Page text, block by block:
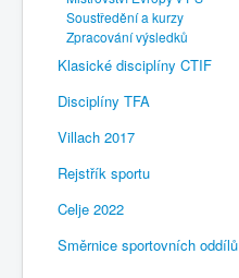
Soustředění a kurzy
Zpracování výsledků
Klasické disciplíny CTIF
Disciplíny TFA
Villach 2017
Rejstřík sportu
Celje 2022
Směrnice sportovních oddílů